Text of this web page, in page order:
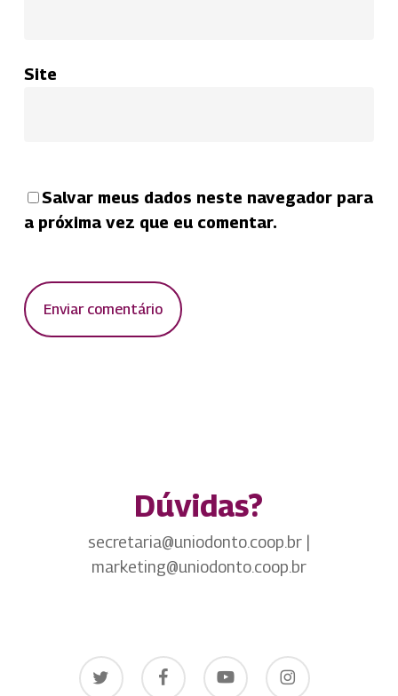
Site
Salvar meus dados neste navegador para
a próxima vez que eu comentar.
Dúvidas?
secretaria@uniodonto.coop.br |
marketing@uniodonto.coop.br
twitter facebook youtube instagram